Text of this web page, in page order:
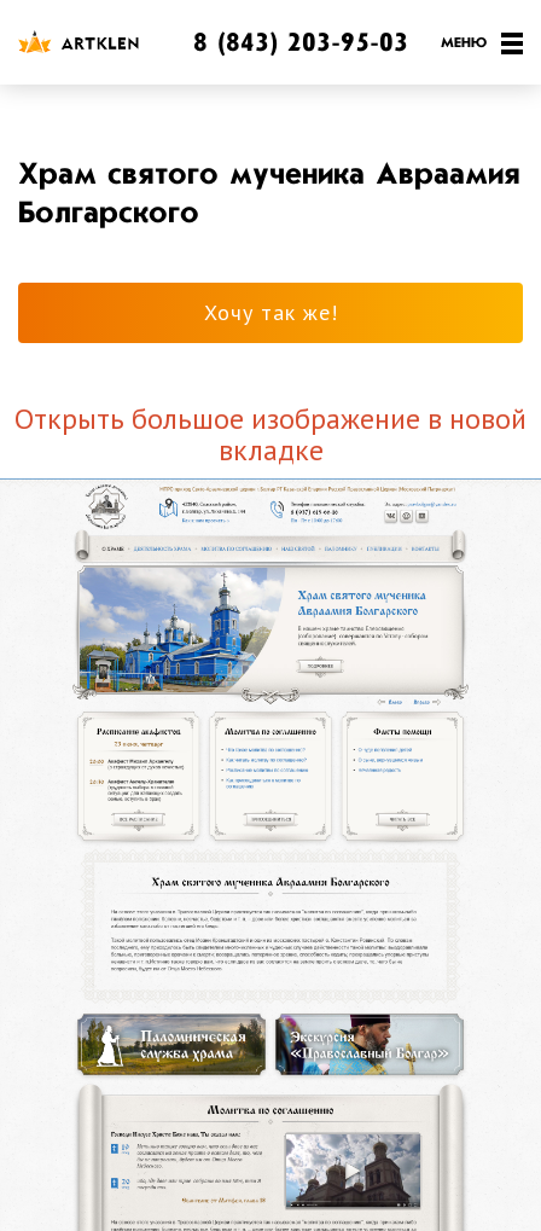
8 (843) 203-95-03
Храм святого мученика Авраамия
Болгарского
Хочу так же!
Открыть большое изображение в новой
вкладке